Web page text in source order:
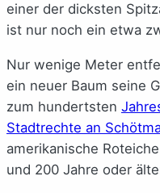
einer der dicksten
ist nur noch ein etwa
Nur wenige Meter
ein neuer Baum seine
zum hundertsten
Stadtrechte an
amerikanische
und 200 Jahre oder